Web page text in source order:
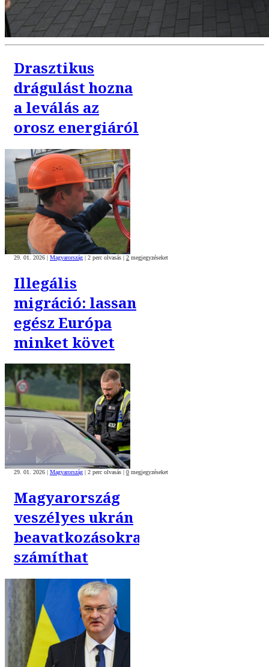
Drasztikus
drágulást hozna
a leválás az
orosz energiáról
29. 01. 2026 | Magyarország | 2 perc olvasás | 2 megjegyzéseket
Illegális
migráció: lassan
egész Európa
minket követ
29. 01. 2026 Magyarország 2 perc olvasás 0 megjegyzéseket
Magyarország
veszélyes ukrán
beavatkozásokra
számíthat